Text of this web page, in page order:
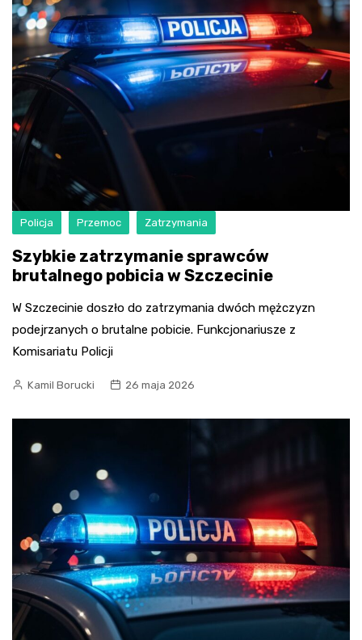
Policja Przemoc Zatrzymania
Szybkie zatrzymanie sprawców
brutalnego pobicia w Szczecinie
W Szczecinie doszło do zatrzymania dwóch mężczyzn
podejrzanych o brutalne pobicie. Funkcjonariusze z
Komisariatu Policji
Kamil Borucki 26 maja 2026